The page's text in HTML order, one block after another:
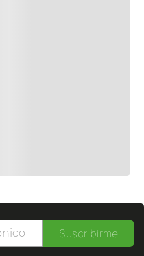
Suscribirme